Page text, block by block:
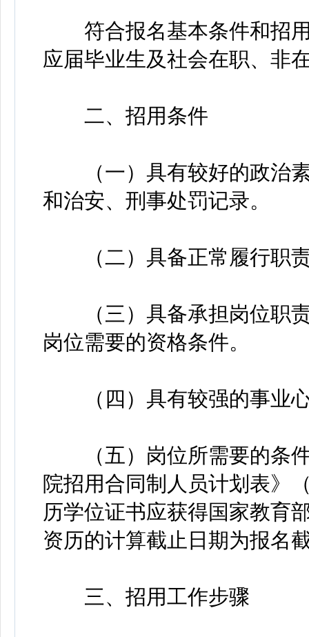
符合报名基本条件和招用
应届毕业生及社会在职、非
二、招用条件
（一）具有较好的政治素
和治安、刑事处罚记录。
（二）具备正常履行职责
（三）具备承担岗位职责
岗位需要的资格条件。
（四）具有较强的事业心
（五）岗位所需要的条件
院招用合同制人员计划表》
历学位证书应获得国家教育
资历的计算截止日期为报名
三、招用工作步骤